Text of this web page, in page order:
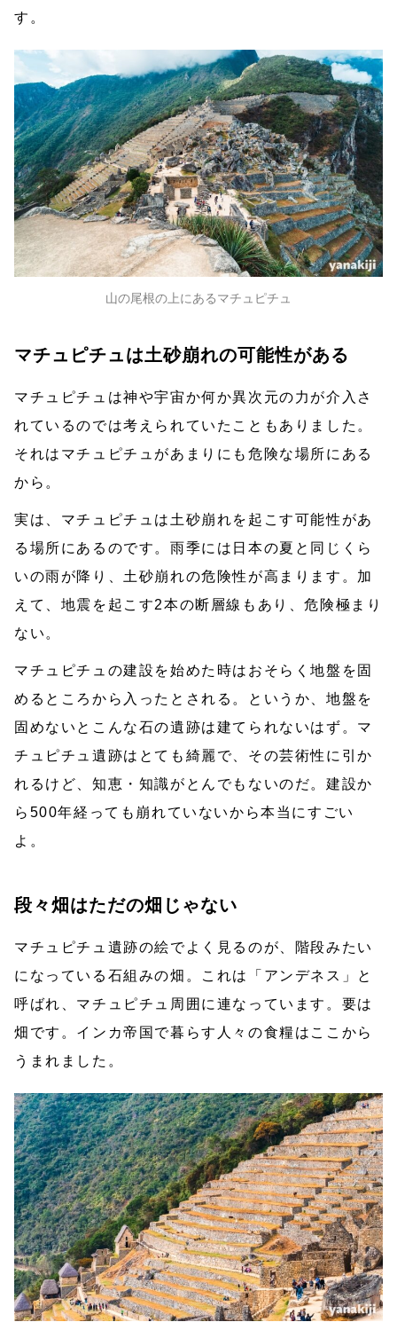
す。
山の尾根の上にあるマチュピチュ
マチュピチュは土砂崩れの可能性がある
マチュピチュは神や宇宙か何か異次元の力が介入さ
れているのでは考えられていたこともありました。
それはマチュピチュがあまりにも危険な場所にある
から。
実は、マチュピチュは土砂崩れを起こす可能性があ
る場所にあるのです。雨季には日本の夏と同じくら
いの雨が降り、土砂崩れの危険性が高まります。加
えて、地震を起こす2本の断層線もあり、危険極まり
ない。
マチュピチュの建設を始めた時はおそらく地盤を固
めるところから入ったとされる。というか、地盤を
固めないとこんな石の遺跡は建てられないはず。マ
チュピチュ遺跡はとても綺麗で、その芸術性に引か
れるけど、知恵・知識がとんでもないのだ。建設か
ら500年経っても崩れていないから本当にすごい
よ。
段々畑はただの畑じゃない
マチュピチュ遺跡の絵でよく見るのが、階段みたい
になっている石組みの畑。これは「アンデネス」と
呼ばれ、マチュピチュ周囲に連なっています。要は
畑です。インカ帝国で暮らす人々の食糧はここから
うまれました。